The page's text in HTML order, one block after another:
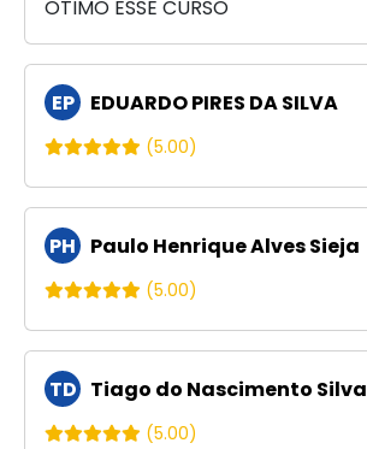
OTIMO ESSE CURSO
EP EDUARDO PIRES DA SILVA
(5.00)
PH Paulo Henrique Alves Sieja
(5.00)
TD Tiago do Nascimento Silva
(5.00)